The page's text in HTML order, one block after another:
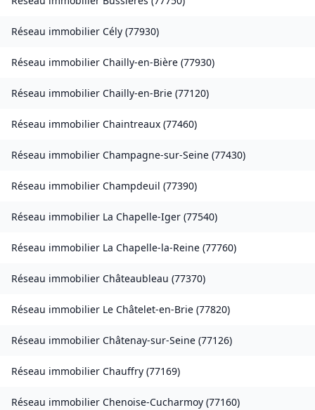
Réseau immobilier Cély (77930)
Réseau immobilier Chailly-en-Bière (77930)
Réseau immobilier Chailly-en-Brie (77120)
Réseau immobilier Chaintreaux (77460)
Réseau immobilier Champagne-sur-Seine (77430)
Réseau immobilier Champdeuil (77390)
Réseau immobilier La Chapelle-Iger (77540)
Réseau immobilier La Chapelle-la-Reine (77760)
Réseau immobilier Châteaubleau (77370)
Réseau immobilier Le Châtelet-en-Brie (77820)
Réseau immobilier Châtenay-sur-Seine (77126)
Réseau immobilier Chauffry (77169)
Réseau immobilier Chenoise-Cucharmoy (77160)